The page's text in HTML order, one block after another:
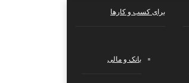
برای کسب و کارها
بانک و مالی